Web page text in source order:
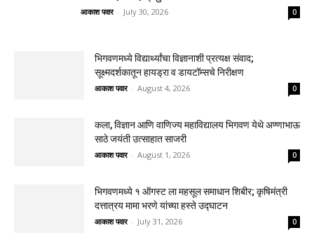
आकाश पवार - July 30, 2026 0
भिगवणमध्ये विद्यार्थ्यांचा विज्ञानाशी प्रत्यक्ष संवाद;
सूक्ष्मदर्शकातून हायड्रा व डायटॉम्सचे निरीक्षण
आकाश पवार - August 4, 2026 0
कला, विज्ञान आणि वाणिज्य महाविद्यालय भिगवण येथे अण्णाभाऊ
साठे जयंती उत्साहात साजरी
आकाश पवार - August 1, 2026 0
भिगवणमध्ये १ ऑगस्ट ला महसूल समाधान शिबीर; कृषिमंत्री
दत्तात्रय मामा भरणे यांच्या हस्ते उद्घाटन
आकाश पवार - July 31, 2026 0